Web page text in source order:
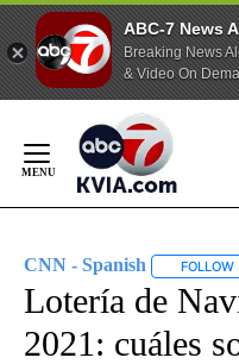
ABC-7 News
Breaking News
& Video On
Content
CNN - Spanish FOLLOW
Lotería de
2021: cuáles